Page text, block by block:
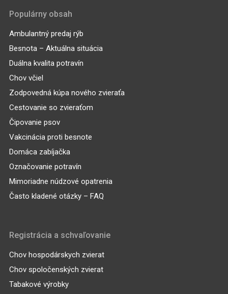
Populárny obsah
Ambulantný predaj rýb
Besnota – Aktuálna situácia
Duálna kvalita potravín
Chov včiel
Zodpovedná kúpa nového zvieraťa
Cestovanie so zvieraťom
Čipovanie psov
Vakcinácia proti besnote
Domáca zabíjačka
Označovanie potravín
Mimoriadne núdzové opatrenia
Často kladené otázky – FAQ
Registrácia a schvaľovanie
Chov hospodárskych zvierat
Chov spoločenských zvierat
Tabakové výrobky